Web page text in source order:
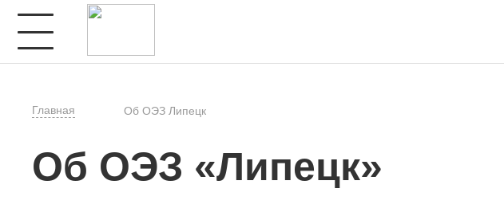
Главная Об ОЭЗ Липецк
Об ОЭЗ «Липецк»